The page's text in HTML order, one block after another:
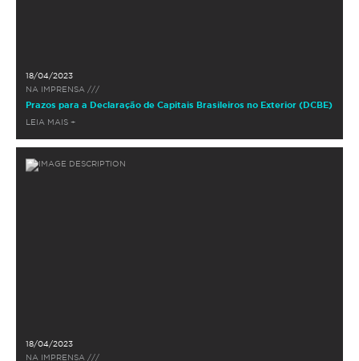
18/04/2023
NA IMPRENSA ///
Prazos para a Declaração de Capitais Brasileiros no Exterior (DCBE)
LEIA MAIS +
18/04/2023
NA IMPRENSA ///